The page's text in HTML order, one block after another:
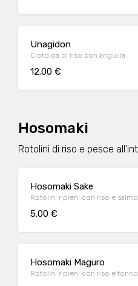
Unagidon
Ciotoloa di riso con anguilla
12.00 €
Hosomaki
Rotolini di riso e pesce
Hosomaki Sake
Rotolini ripieni con riso e
5.00 €
Hosomaki Maguro
Rotolini ripieni con riso e tonno